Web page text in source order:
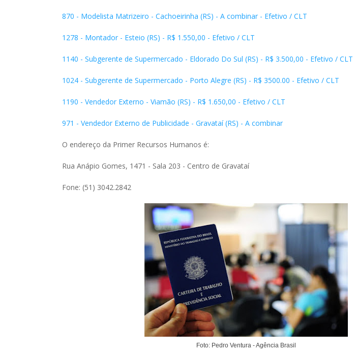
870 - Modelista Matrizeiro - Cachoeirinha (RS) - A combinar - Efetivo / CLT
1278 - Montador - Esteio (RS) - R$ 1.550,00 - Efetivo / CLT
1140 - Subgerente de Supermercado - Eldorado Do Sul (RS) - R$ 3.500,00 - Efetivo / CLT
1024 - Subgerente de Supermercado - Porto Alegre (RS) - R$ 3500.00 - Efetivo / CLT
1190 - Vendedor Externo - Viamão (RS) - R$ 1.650,00 - Efetivo / CLT
971 - Vendedor Externo de Publicidade - Gravataí (RS) - A combinar
O endereço da Primer Recursos Humanos é:
Rua Anápio Gomes, 1471 - Sala 203 - Centro de Gravataí
Fone: (51) 3042.2842
Foto: Pedro Ventura - Agência Brasil